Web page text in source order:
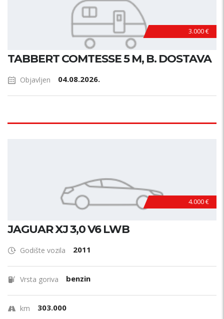
3.000 €
TABBERT COMTESSE 5 M, B. DOSTAVA
Objavljen 04.08.2026.
4.000 €
JAGUAR XJ 3,0 V6 LWB
Godište vozila 2011
Vrsta goriva benzin
km 303.000